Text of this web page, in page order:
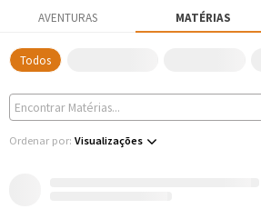
AVENTURAS MATÉRIAS
Todos
Ordenar por: Visualizações